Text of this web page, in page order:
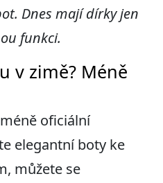
Dnes mají dírky jen
funkci.
v zimě? Méně
oficiální
elegantní boty ke
můžete se